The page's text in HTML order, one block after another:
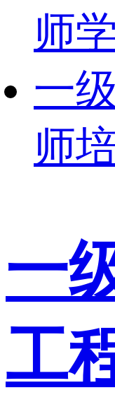
师
一
师
一
工